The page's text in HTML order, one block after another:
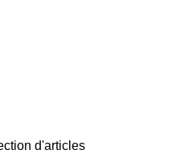
d'articles